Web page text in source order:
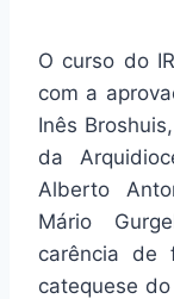
O curso do
com a
Inês
da
Alberto
Mário
carência de
catequese